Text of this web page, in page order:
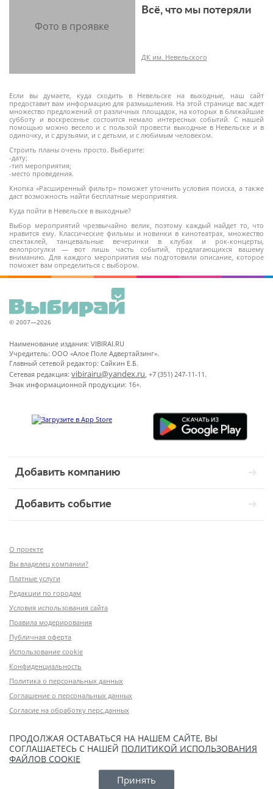
Если вы думаете, куда сходить в Невельске на выходные, наш сайт
предоставит вам информацию для размышления. На этой странице вас ждет
множество предложений от различных площадок, на которых в ближайшие
субботу и воскресенье состоится немало интересных событий. С нашей
помощью можно весело и с пользой провести выходные в Невельске и в
одиночку, и с друзьями, и с детьми, и с любимым человеком.
Строить планы очень просто. Выберите:
-дату;
-тип мероприятия;
-место проведения.
Кнопка «Расширенный фильтр» поможет уточнить условия поиска, а также
даст возможность найти бесплатные мероприятия.
Куда пойти в Невельске в выходные?
Выбор мероприятий чрезвычайно велик, поэтому каждый найдет то, что
нравится ему. Классические фильмы и новинки в кинотеатрах, множество
спектаклей, танцевальные вечеринки в клубах и рок-концерты,
велопрогулки — вот лишь часть событий, предлагающихся вашему
вниманию. Для каждого мероприятия мы подготовили описание, которое
поможет вам определиться с выбором.
Всё, что мы потеряли
16+
ДК им. Невельского
© 2007—2026
Наименование издания: VIBIRAI.RU
Учредитель: ООО «Алое Поле Адвертайзинг».
Главный сетевой редактор: Сайкин Е.Б.
Сетевая редакция: vibirairu@yandex.ru , +7 (351) 247-11-11.
Знак информационной продукции: 16+.
Добавить компанию
Добавить событие
О проекте
Вы владелец компании?
Платные услуги
Редакции по городам
Условия использования сайта
Правила модерирования
Публичная оферта
Использование cookie
Конфиденциальность
Политика о персональных данных
Соглашение о персональных данных
Согласие на обработку перс.данных
ПРОДОЛЖАЯ ОСТАВАТЬСЯ НА НАШЕМ САЙТЕ, ВЫ
СОГЛАШАЕТЕСЬ С НАШЕЙ ПОЛИТИКОЙ ИСПОЛЬЗОВАНИЯ
ФАЙЛОВ COOKIE
Принять